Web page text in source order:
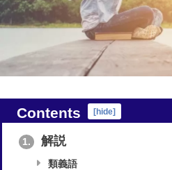
Contents [hide]
1. 解説
類義語